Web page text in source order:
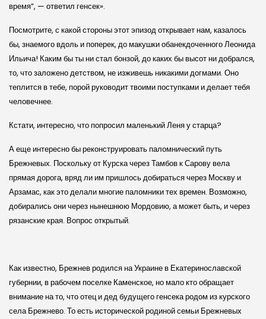
время”, — ответил генсек».
Посмотрите, с какой стороны этот эпизод открывает нам, казалось
бы, знаемого вдоль и поперек, до макушки обанекдоченного Леонида
Ильича! Каким бы ты ни стал бонзой, до каких бы высот ни добрался,
то, что заложено детством, не изживешь никакими догмами. Оно
теплится в тебе, порой руководит твоими поступками и делает тебя
человечнее.
Кстати, интересно, что попросил маленький Леня у старца?
А еще интересно бы реконструировать паломнический путь
Брежневых. Поскольку от Курска через Тамбов к Сарову вела
прямая дорога, вряд ли им пришлось добираться через Москву и
Арзамас, как это делали многие паломники тех времен. Возможно,
добирались они через нынешнюю Мордовию, а может быть, и через
рязанские края. Вопрос открытый.
Как известно, Брежнев родился на Украине в Екатеринославской
губернии, в рабочем поселке Каменское, но мало кто обращает
внимание на то, что отец и дед будущего генсека родом из курского
села Брежнево. То есть исторической родиной семьи Брежневых